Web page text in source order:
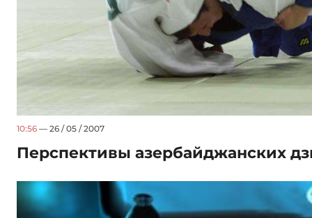
10:56 — 26 / 05 / 2007
Перспективы азербайджанских